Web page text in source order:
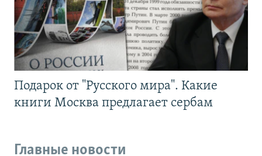
Подарок от "Русского мира". Какие
книги Москва предлагает сербам
Главные новости